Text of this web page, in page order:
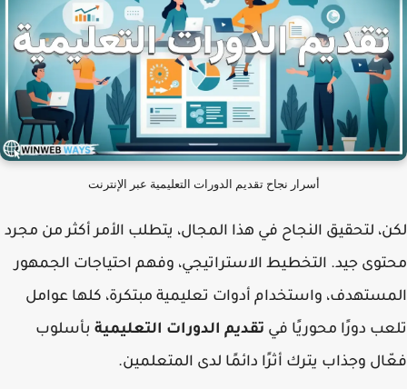
أسرار نجاح تقديم الدورات التعليمية عبر الإنترنت
لكن، لتحقيق النجاح في هذا المجال، يتطلب الأمر أكثر من مجرد
محتوى جيد. التخطيط الاستراتيجي، وفهم احتياجات الجمهور
المستهدف، واستخدام أدوات تعليمية مبتكرة، كلها عوامل
تلعب دورًا محوريًا في تقديم الدورات التعليمية بأسلوب
فعّال وجذاب يترك أثرًا دائمًا لدى المتعلمين.